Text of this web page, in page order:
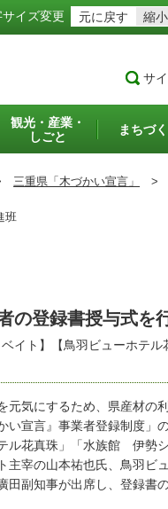
イズ変更 元に戻す 縮小
サ
観光・産業・
しごと
まちづ
三重県「木づかい宣言」
>
班
の登録書授与式を
イト】【鳥羽ビューホテ
気にするため、県産材の
い宣言』事業者登録制度
花真珠」「水族館 伊勢
主宰の山本祐也氏、鳥羽ビ
田副知事が出席し、登録書